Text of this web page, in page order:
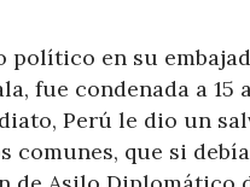
en su
fue condenada a 15
Perú le dio un
que si